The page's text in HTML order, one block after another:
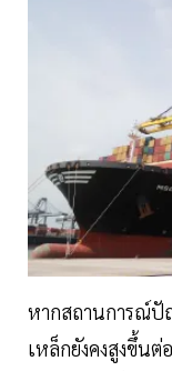
หากสถานการณ์ปั
เหล็กยังคงสูงขึ้นต่